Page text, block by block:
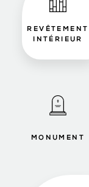
REVÊTEMENT
INTÉRIEUR
MONUMENT